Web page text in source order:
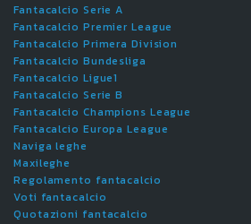
Fantacalcio Serie A
Fantacalcio Premier League
Fantacalcio Primera Division
Fantacalcio Bundesliga
Fantacalcio Ligue1
Fantacalcio Serie B
Fantacalcio Champions League
Fantacalcio Europa League
Naviga leghe
Maxileghe
Regolamento fantacalcio
Voti fantacalcio
Quotazioni fantacalcio